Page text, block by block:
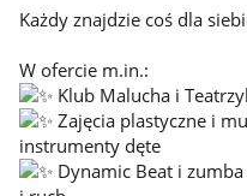
Każdy znajdzie coś dla
W ofercie m.in.:
Klub Malucha i
Zajęcia plastyczne i
instrumenty dęte
Dynamic Beat i